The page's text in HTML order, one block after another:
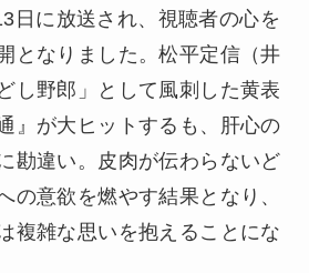
日に放送され、視聴者の心を
となりました。松平定信（井
し野郎」として風刺した黄表
』が大ヒットするも、肝心の
勘違い。皮肉が伝わらないど
の意欲を燃やす結果となり、
複雑な思いを抱えることにな